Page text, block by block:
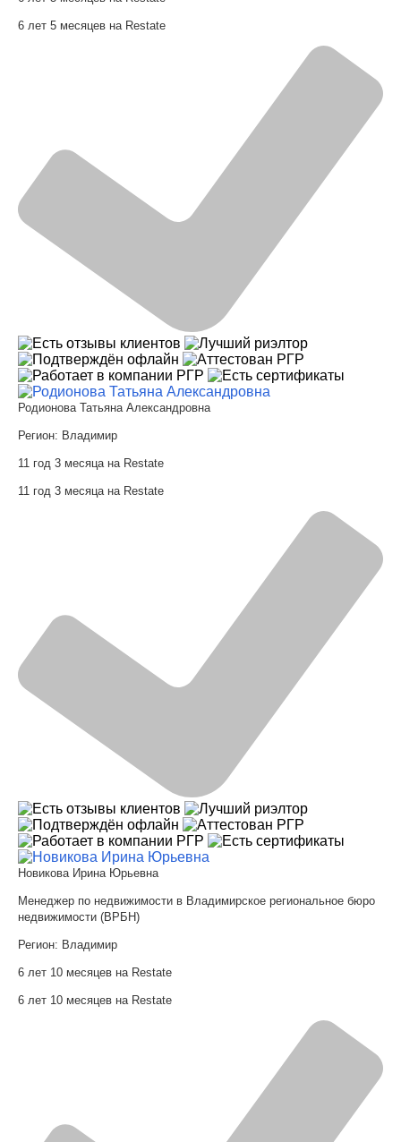
6 лет 5 месяцев на Restate
Родионова Татьяна Александровна
Регион: Владимир
11 год 3 месяца на Restate
11 год 3 месяца на Restate
Новикова Ирина Юрьевна
Менеджер по недвижимости в Владимирское региональное бюро
недвижимости (ВРБН)
Регион: Владимир
6 лет 10 месяцев на Restate
6 лет 10 месяцев на Restate